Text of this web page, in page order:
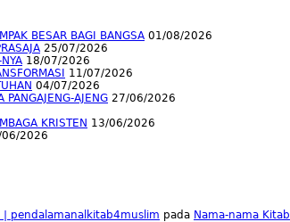
BESAR BAGI BANGSA 01/08/2026
25/07/2026
18/07/2026
11/07/2026
04/07/2026
PANGAJENG-AJENG 27/06/2026
KRISTEN 13/06/2026
2026
pendalamanalkitab4muslim pada Nama-nama Kitab